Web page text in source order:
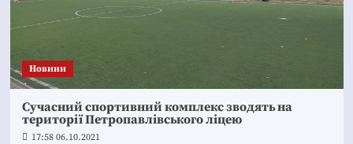
Новини
Сучасний спортивний комплекс зводять на
території Петропавлівського ліцею
17:58 06.10.2021